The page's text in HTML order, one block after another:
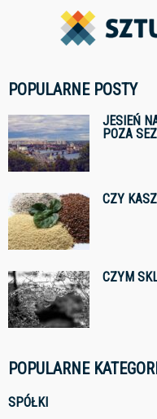
POPULARNE POSTY
JESIEŃ
POZA
CZY
CZYM
POPULARNE
SPÓŁKI